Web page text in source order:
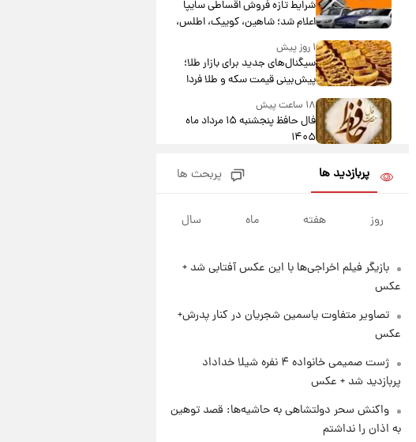
شرایط تازه فروش اقساطی سایپا
اعلام شد؛ شاهین، کوییک، اطلس،
سهند و ساینا با اقساط بلندمدت +
جدول۱ روز پیش
سیگنال‌های جدید برای بازار طلا؛
پیش‌بینی قیمت سکه و طلا فردا
۱۸ ساعت پیش
فال حافظ پنجشنبه ۱۵ مرداد ماه
۱۴۰۵
فال قهوه روزانه پنجشنبه ۱۵ مرداد
ماه ۱۴۰۵
۲۰ ساعت پیش
چهارشنبه ۱۴ مرداد + جدول
تولید سایپا؛ نام خودرو، مبلغ پیش
پرداخت و زمان تحویل | سود
مشارکت چند درصد است؟
پربازدید ها پربحث ها
روز هفته ماه سال
بازیگر فیلم اخراجی‌ها با این عکس آفتابی شد +
عکس
تصاویر متفاوت یاسمین شجریان در کنار پدرش+
عکس
ژست صمیمی خانواده ۴ نفره شیلا خداداد
پربازدید شد + عکس
واکنش سحر دولتشاهی به حاشیه‌ها: قصد توهین
به اذان را نداشتم